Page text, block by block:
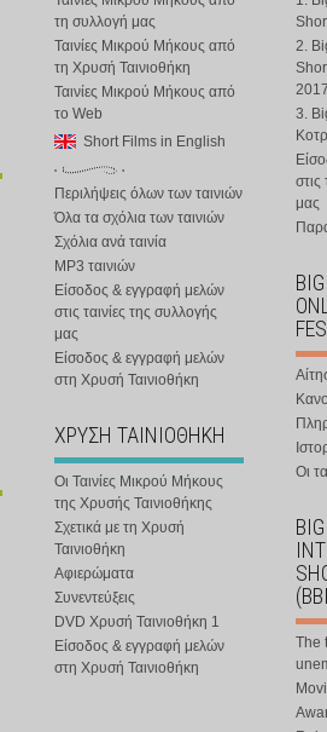
τη συλλογή μας
Ταινίες Μικρού Μήκους από
τη Χρυσή Ταινιοθήκη
Ταινίες Μικρού Μήκους από
το Web
Short Films in English
Περιλήψεις όλων των ταινιών
Όλα τα σχόλια των ταινιών
Σχόλια ανά ταινία
MP3 ταινιών
Είσοδος & εγγραφή μελών
στις ταινίες της συλλογής
μας
Είσοδος & εγγραφή μελών
στη Χρυσή Ταινιοθήκη
ΧΡΥΣΗ ΤΑΙΝΙΟΘΗΚΗ
Οι Ταινίες Μικρού Μήκους
της Χρυσής Ταινιοθήκης
Σχετικά με τη Χρυσή
Ταινιοθήκη
Αφιερώματα
Συνεντεύξεις
DVD Χρυσή Ταινιοθήκη 1
Είσοδος & εγγραφή μελών
στη Χρυσή Ταινιοθήκη
2.
3.
στις
μας
Οι
The